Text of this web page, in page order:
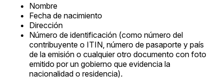
Nombre
Fecha de nacimiento
Dirección
Número de identificación (como número del
contribuyente o ITIN, número de pasaporte y país
de la emisión o cualquier otro documento con foto
emitido por un gobierno que evidencia la
nacionalidad o residencia).